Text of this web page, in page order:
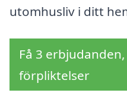
utomhusliv i ditt
Få 3
förpliktelser